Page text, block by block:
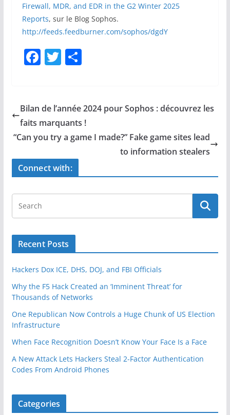
Firewall, MDR, and EDR in the G2 Winter 2025
Reports, sur le Blog Sophos.
http://feeds.feedburner.com/sophos/dgdY
F
e
b
o
o
k
T
er
S
e
Bilan de l’année 2024 pour Sophos : découvrez les
faits marquants !
“Can you try a game I made?” Fake game sites lead
to information stealers
Connect with:
Recent Posts
Hackers Dox ICE, DHS, DOJ, and FBI Officials
Why the F5 Hack Created an ‘Imminent Threat’ for
Thousands of Networks
One Republican Now Controls a Huge Chunk of US Election
Infrastructure
When Face Recognition Doesn’t Know Your Face Is a Face
A New Attack Lets Hackers Steal 2-Factor Authentication
Codes From Android Phones
Categories